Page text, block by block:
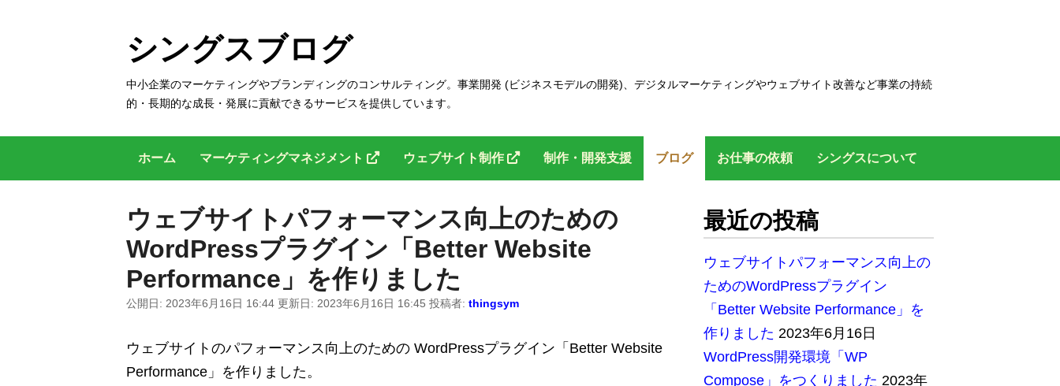
キ
シングスブログ
中小企業のマーケティングやブランディングのコンサルティング。事業開発 (ビジネスモデルの開発)、デジタルマーケティングやウェブサイト改善など事業の持続
的・長期的な成長・発展に貢献できるサービスを提供しています。
ホーム マーケティングマネジメント ウェブサイト制作 制作・開発支援 ブログ お仕事の依頼 シングスについて
ウェブサイトパフォーマンス向上のための
WordPressプラグイン「Better Website
Performance」を作りました
公開日: 2023年6月16日 16:44 更新日: 2023年6月16日 16:45 投稿者: thingsym
ウェブサイトのパフォーマンス向上のための WordPressプラグイン「Better Website
Performance」を作りました。
最近の投稿
ウェブサイトパフォーマンス向上の
ためのWordPressプラグイン
「Better Website Performance」を
作りました 2023年6月16日
WordPress開発環境「WP
Compose」をつくりました 2023年